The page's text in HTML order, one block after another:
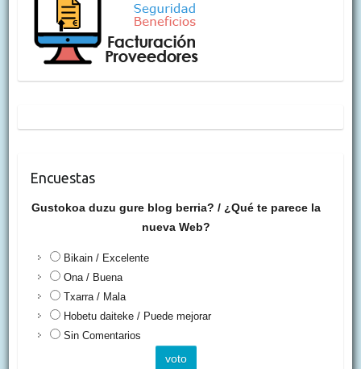
Encuestas
Gustokoa duzu gure blog berria? / ¿Qué te parece la
nueva Web?
Bikain / Excelente
Ona / Buena
Txarra / Mala
Hobetu daiteke / Puede mejorar
Sin Comentarios